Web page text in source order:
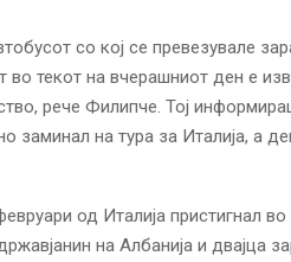
со кој се превезувале
во текот на вчерашниот ден е
рече Филипче. Тој
заминал на тура за Италија, а
од Италија пристигнал
на Албанија и двајца